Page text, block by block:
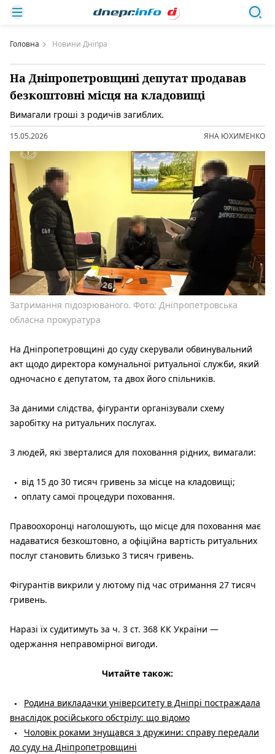
Головна Новини Дніпра
На Дніпропетровщині депутат продавав
безкоштовні місця на кладовищі
Вимагали гроші з родичів загиблих.
15.05.2026 ЯНА ЮХИМЕНКО
Затримання підозрюваного. Фото: Дніпропетровська
обласна прокуратура
На Дніпропетровщині до суду скерували обвинувальний
акт щодо директора комунальної ритуальної служби, який
одночасно є депутатом, та двох його спільників.
За даними слідства, фігуранти організували схему
заробітку на ритуальних послугах.
З людей, які зверталися для поховання рідних, вимагали:
від 15 до 30 тисяч гривень за місце на кладовищі;
оплату самої процедури поховання.
Правоохоронці наголошують, що місце для поховання має
надаватися безкоштовно, а офіційна вартість ритуальних
послуг становить близько 3 тисяч гривень.
Фігурантів викрили у лютому під час отримання 27 тисяч
гривень.
Наразі їх судитимуть за ч. 3 ст. 368 КК України —
одержання неправомірної вигоди.
Читайте також:
Родина викладачки університету в Дніпрі постраждала
внаслідок російського обстрілу: що відомо
Чоловік роками знущався з дружини: справу передали
до суду на Дніпропетровщині